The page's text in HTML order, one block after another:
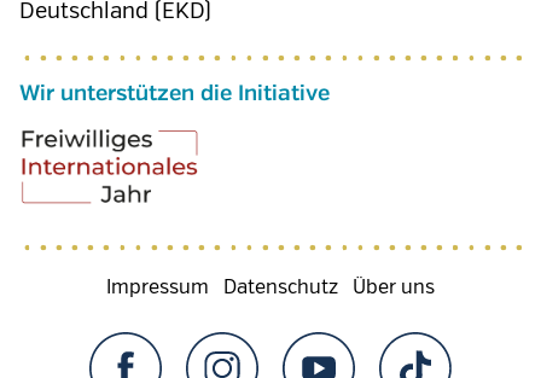
Deutschland (EKD)
Wir unterstützen die Initiative
Fußzeilenmenü
Impressum Datenschutz Über uns